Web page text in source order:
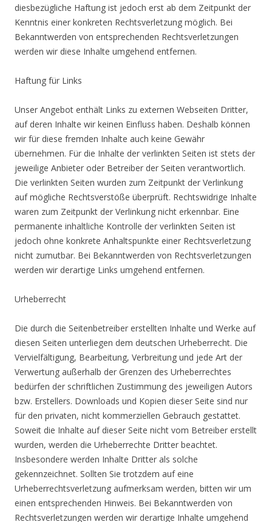
diesbezügliche Haftung ist jedoch erst ab dem Zeitpunkt der
Kenntnis einer konkreten Rechtsverletzung möglich. Bei
Bekanntwerden von entsprechenden Rechtsverletzungen
werden wir diese Inhalte umgehend entfernen.
Haftung für Links
Unser Angebot enthält Links zu externen Webseiten Dritter,
auf deren Inhalte wir keinen Einfluss haben. Deshalb können
wir für diese fremden Inhalte auch keine Gewähr
übernehmen. Für die Inhalte der verlinkten Seiten ist stets der
jeweilige Anbieter oder Betreiber der Seiten verantwortlich.
Die verlinkten Seiten wurden zum Zeitpunkt der Verlinkung
auf mögliche Rechtsverstöße überprüft. Rechtswidrige Inhalte
waren zum Zeitpunkt der Verlinkung nicht erkennbar. Eine
permanente inhaltliche Kontrolle der verlinkten Seiten ist
jedoch ohne konkrete Anhaltspunkte einer Rechtsverletzung
nicht zumutbar. Bei Bekanntwerden von Rechtsverletzungen
werden wir derartige Links umgehend entfernen.
Urheberrecht
Die durch die Seitenbetreiber erstellten Inhalte und Werke auf
diesen Seiten unterliegen dem deutschen Urheberrecht. Die
Vervielfältigung, Bearbeitung, Verbreitung und jede Art der
Verwertung außerhalb der Grenzen des Urheberrechtes
bedürfen der schriftlichen Zustimmung des jeweiligen Autors
bzw. Erstellers. Downloads und Kopien dieser Seite sind nur
für den privaten, nicht kommerziellen Gebrauch gestattet.
Soweit die Inhalte auf dieser Seite nicht vom Betreiber erstellt
wurden, werden die Urheberrechte Dritter beachtet.
Insbesondere werden Inhalte Dritter als solche
gekennzeichnet. Sollten Sie trotzdem auf eine
Urheberrechtsverletzung aufmerksam werden, bitten wir um
einen entsprechenden Hinweis. Bei Bekanntwerden von
Rechtsverletzungen werden wir derartige Inhalte umgehend